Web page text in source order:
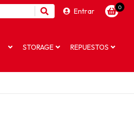
Entrar 0
STORAGE REPUESTOS